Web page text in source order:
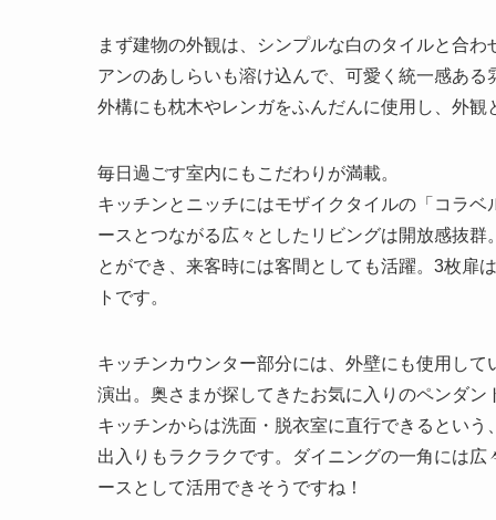
まず建物の外観は、シンプルな白のタイルと合
アンのあしらいも溶け込んで、可愛く統一感ある
外構にも枕木やレンガをふんだんに使用し、外観
毎日過ごす室内にもこだわりが満載。
キッチンとニッチにはモザイクタイルの「コラ
ースとつながる広々としたリビングは開放感抜
とができ、来客時には客間としても活躍。3枚扉
トです。
キッチンカウンター部分には、外壁にも使用し
演出。奥さまが探してきたお気に入りのペンダ
キッチンからは洗面・脱衣室に直行できるとい
出入りもラクラクです。ダイニングの一角には
ースとして活用できそうですね！